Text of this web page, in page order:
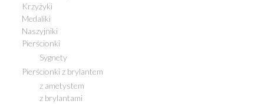
Krzyżyki
Medaliki
Naszyjniki
Pierścionki
Sygnety
Pierścionki z brylantem
z ametystem
z brylantami